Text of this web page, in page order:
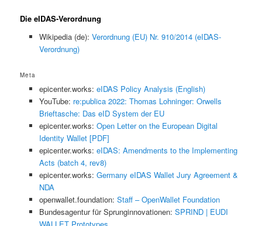
Die eIDAS-Verordnung
Wikipedia (de): Verordnung (EU) Nr. 910/2014 (eIDAS-
Verordnung)
Meta
epicenter.works: eIDAS Policy Analysis (English)
YouTube: re:publica 2022: Thomas Lohninger: Orwells
Brieftasche: Das eID System der EU
epicenter.works: Open Letter on the European Digital
Identity Wallet [PDF]
epicenter.works: eIDAS: Amendments to the Implementing
Acts (batch 4, rev8)
epicenter.works: Germany eIDAS Wallet Jury Agreement &
NDA
openwallet.foundation: Staff – OpenWallet Foundation
Bundesagentur für Sprunginnovationen: SPRIND | EUDI